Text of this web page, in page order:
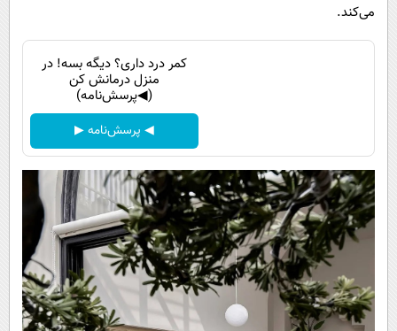
می‌کند.
کمر درد داری؟ دیگه بسه! در
منزل درمانش کن
(◀پرسش‌نامه)
◀ پرسش‌نامه ▶